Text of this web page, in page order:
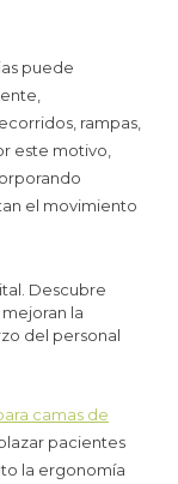
puede
rampas,
este motivo,
el movimiento
Descubre
la
del personal
camas de
pacientes
la ergonomía